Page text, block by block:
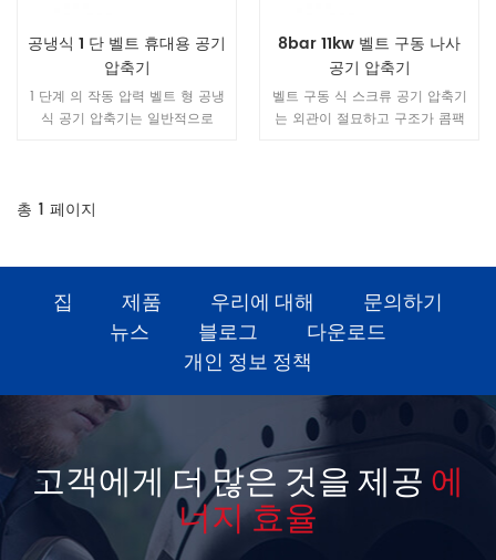
공냉식 1 단 벨트 휴대용 공기
압축기
1 단계 의 작동 압력 벨트 형 공냉
식 공기 압축기는 일반적으로
압력 할 수 없음 상승, 2 단계 압축
8bar 11kw 벨트 구동 나사
공기 압축기
벨트 구동 식 스크류 공기 압축기
는 외관이 절묘하고 구조가 콤팩
총 1 페이지
집 제품 우리에 대해
문의하기
뉴스
블로그
다운로드
개인 정보 정책
고객에게 더 많은 것을 제공 에
너지 효율